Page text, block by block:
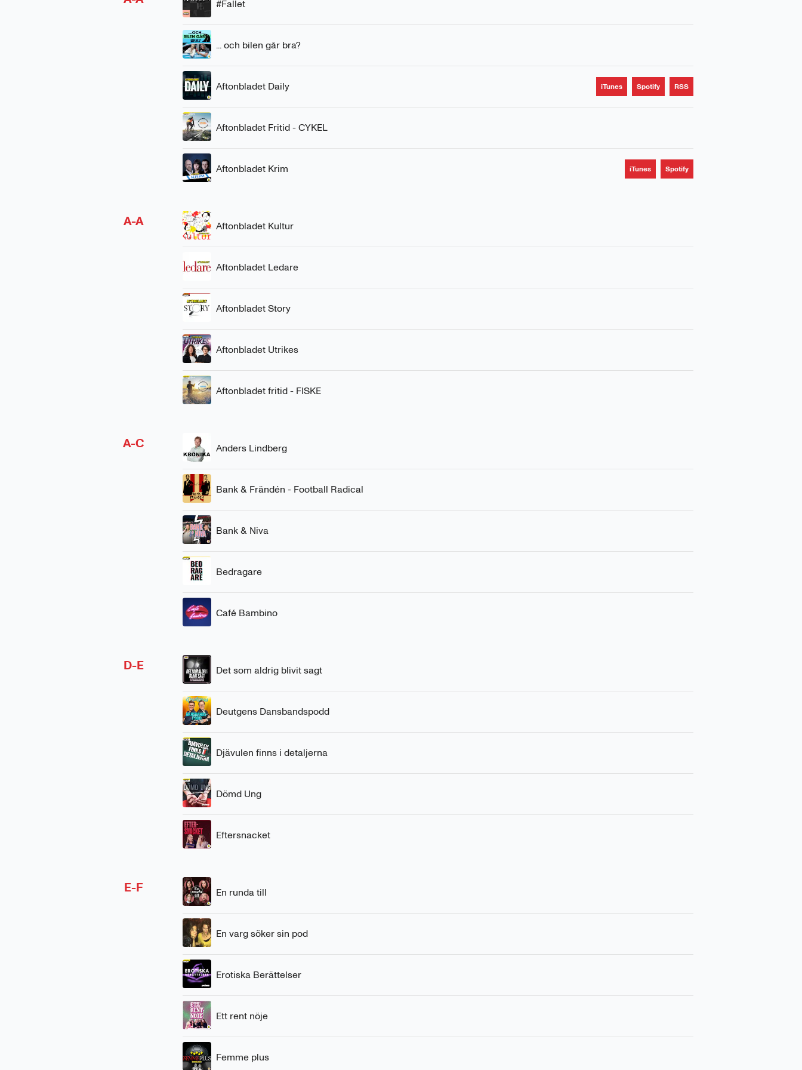
#Fallet
... och bilen går bra?
Aftonbladet Daily iTunes Spotify RSS
Aftonbladet Fritid - CYKEL
Aftonbladet Krim iTunes Spotify
A-A Aftonbladet Kultur
Aftonbladet Ledare
Aftonbladet Story
Aftonbladet Utrikes
Aftonbladet fritid - FISKE
A-C Anders Lindberg
Bank & Frändén - Football Radical
Bank & Niva
Bedragare
Café Bambino
D-E Det som aldrig blivit sagt
Deutgens Dansbandspodd
Djävulen finns i detaljerna
Dömd Ung
Eftersnacket
E-F En runda till
En varg söker sin pod
Erotiska Berättelser
Ett rent nöje
Femme plus